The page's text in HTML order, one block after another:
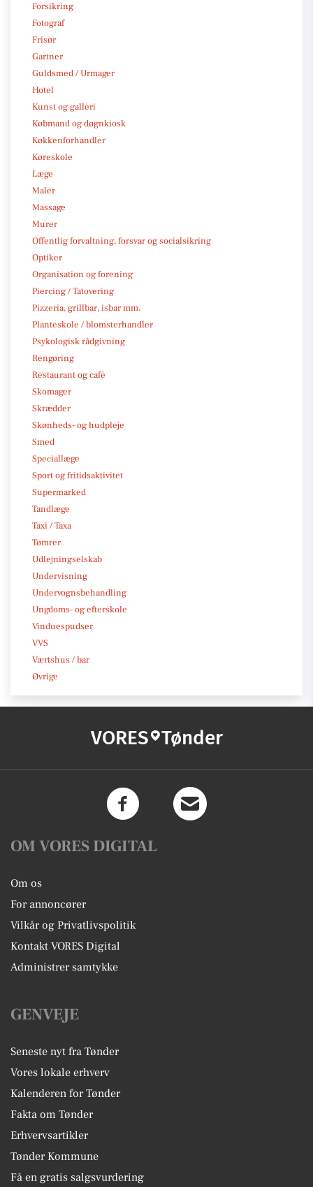
Forsikring
Fotograf
Frisør
Gartner
Guldsmed / Urmager
Hotel
Kunst og galleri
Købmand og døgnkiosk
Køkkenforhandler
Køreskole
Læge
Maler
Massage
Murer
Offentlig forvaltning, forsvar og socialsikring
Optiker
Organisation og forening
Piercing / Tatovering
Pizzeria, grillbar, isbar mm.
Planteskole / blomsterhandler
Psykologisk rådgivning
Rengøring
Restaurant og café
Skomager
Skrædder
Skønheds- og hudpleje
Smed
Speciallæge
Sport og fritidsaktivitet
Supermarked
Tandlæge
Taxi / Taxa
Tømrer
Udlejningselskab
Undervisning
Undervognsbehandling
Ungdoms- og efterskole
Vinduespudser
VVS
Værtshus / bar
Øvrige
VORES Tønder
OM VORES DIGITAL
Om os
For annoncører
Vilkår og Privatlivspolitik
Kontakt VORES Digital
Administrer samtykke
GENVEJE
Seneste nyt fra Tønder
Vores lokale erhverv
Kalenderen for Tønder
Fakta om Tønder
Erhvervsartikler
Tønder Kommune
Få en gratis salgsvurdering